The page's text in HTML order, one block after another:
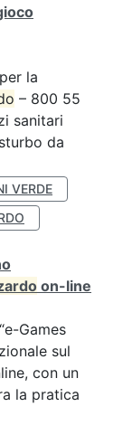
la
– 800 55
sanitari
da
VERDE
on-line
Games
sul
con un
la pratica